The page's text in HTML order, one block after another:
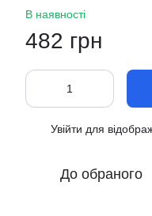
В наявності
482 грн
Увійти для
До обраного